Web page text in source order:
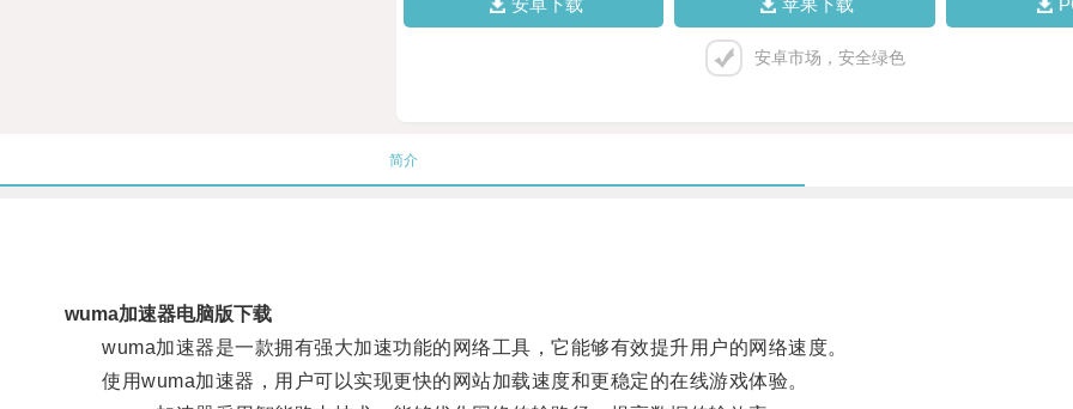
安卓市场，安全绿色
简介
wuma加速器电脑版下载
wuma加速器是一款拥有强大加速功能的网络工具，它能够有效提升用户的网络速度。
使用wuma加速器，用户可以实现更快的网站加载速度和更稳定的在线游戏体验。